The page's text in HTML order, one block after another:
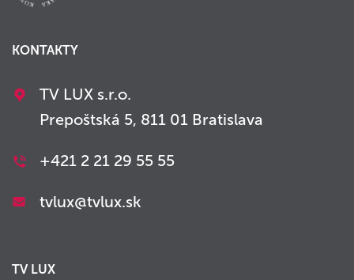
KONTAKTY
TV LUX s.r.o.
Prepoštská 5, 811 01 Bratislava
+421 2 21 29 55 55
tvlux@tvlux.sk
TV LUX